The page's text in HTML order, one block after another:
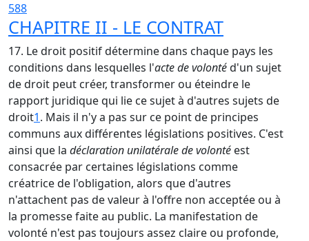
588
CHAPITRE II - LE CONTRAT
17. Le droit positif détermine dans chaque pays les
conditions dans lesquelles l'acte de volontéd'un sujet
de droit peut créer, transformer ou éteindre le
rapport juridique qui lie ce sujet à d'autres sujets de
droit1. Mais il n'y a pas sur ce point de principes
communs aux différentes législations positives. C'est
ainsi que la déclaration unilatérale de volonté est
consacrée par certaines législations comme
créatrice de l'obligation, alors que d'autres
n'attachent pas de valeur à l'offre non acceptée ou à
la promesse faite au public. La manifestation de
volonté n'est pas toujours assez claire ou profonde,